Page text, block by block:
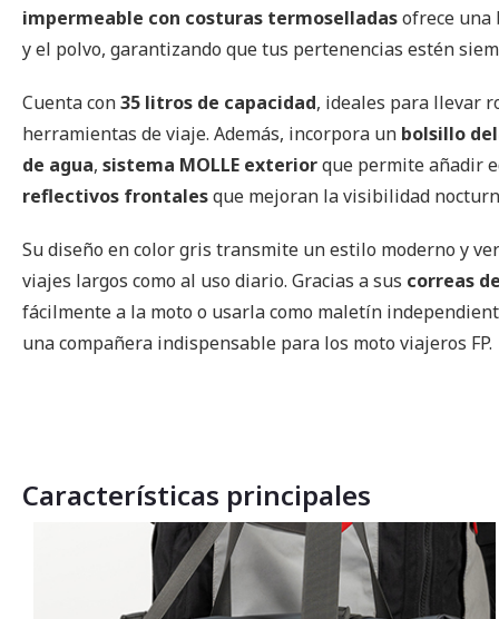
impermeable con costuras termoselladasofrece una
y el polvo, garantizando que tus pertenencias estén
Cuenta con35 litros de capacidad, ideales para llevar
herramientas de viaje. Además, incorpora un bolsillo
de agua, sistema MOLLE exteriorque permite añadir
reflectivos frontalesque mejoran la visibilidad
Su diseño en color gris transmite un estilo moderno y
viajes largos como al uso diario. Gracias a sus correas
fácilmente a la moto o usarla como maletín
una compañera indispensable para los moto viajeros FP.
Características principales